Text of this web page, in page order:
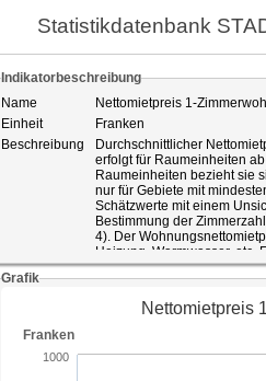
Statistikdatenbank
Indikatorbeschreibung
Name
Nettomietpreis 1-
Einheit
Franken
Beschreibung
Durchschnittlicher
erfolgt für Raumeinheiten
Raumeinheiten bezieht sie
nur für Gebiete mit
Schätzwerte mit einem
Bestimmung der
4). Der
Heizung, Warmwasser, etc.
berücksichtigt.
Die Angaben zu den
durchgeführten
Personen der ständigen
die Genauigkeit der
Grafik